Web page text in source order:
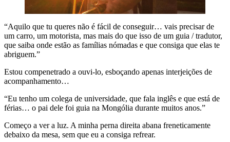
“Aquilo que tu queres não é fácil de conseguir… vais precisar de
um carro, um motorista, mas mais do que isso de um guia / tradutor,
que saiba onde estão as famílias nómadas e que consiga que elas te
abriguem.”
Estou compenetrado a ouvi-lo, esboçando apenas interjeições de
acompanhamento…
“Eu tenho um colega de universidade, que fala inglês e que está de
férias… o pai dele foi guia na Mongólia durante muitos anos.”
Começo a ver a luz. A minha perna direita abana freneticamente
debaixo da mesa, sem que eu a consiga refrear.